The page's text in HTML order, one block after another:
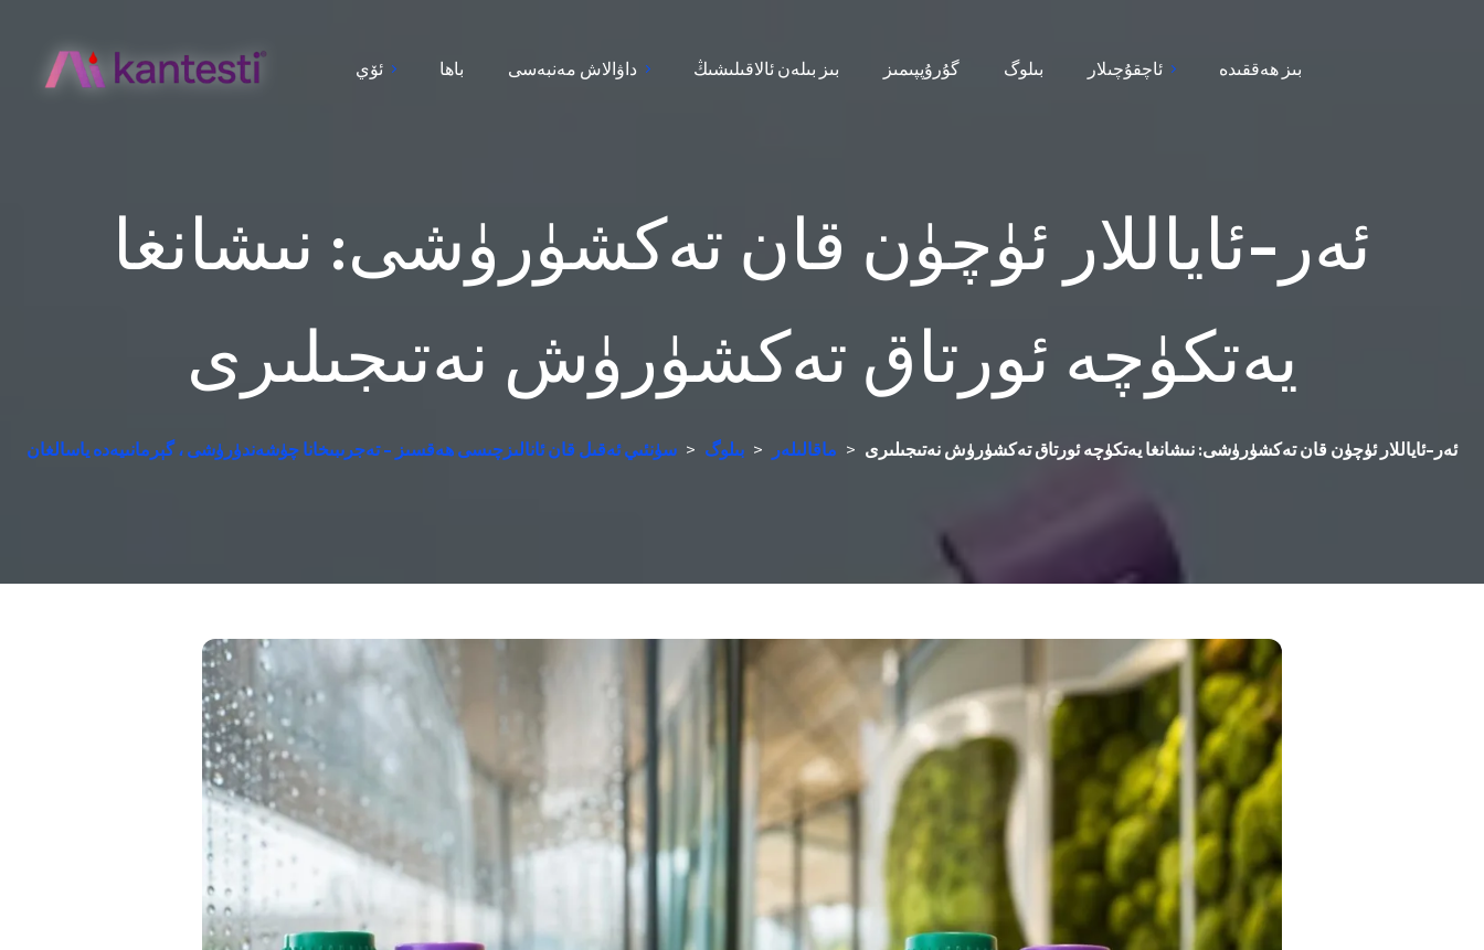
ئۆي باھا داۋالاش مەنبەسى بىز بىلەن ئالاقىلىشىڭ گۇرۇپپىمىز بىلوگ ئاچقۇچىلار بىز ھەققىدە
ئەر-ئاياللار ئۈچۈن قان تەكشۈرۈشى: نىشانغا
يەتكۈچە ئورتاق تەكشۈرۈش نەتىجىلىرى
سۈنئىي ئەقىل قان ئانالىزچىسى ھەقسىز - تەجرىبىخانا چۈشەندۈرۈشى ، گېرمانىيەدە ياسالغان > بىلوگ > ماقالىلەر > ئەر-ئاياللار ئۈچۈن قان تەكشۈرۈشى: نىشانغا يەتكۈچە ئورتاق تەكشۈرۈش نەتىجىلىرى